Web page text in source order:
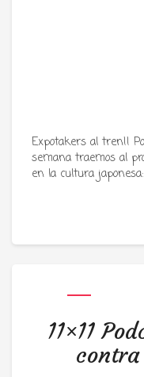
Expotakers al tren!!
semana traemos al
en la cultura
11×11